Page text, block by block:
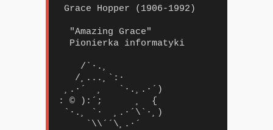
Grace Hopper (1906-1992)
  "Amazing Grace"
  Pionierka informatyki
    /`·.¸
   /¸...¸`:·
¸.·´  ¸   `·.¸.·´)
: © ):´;      ¸  {
`·.¸ `·  ¸.·´\`·¸)
     `\\´´\¸.·´